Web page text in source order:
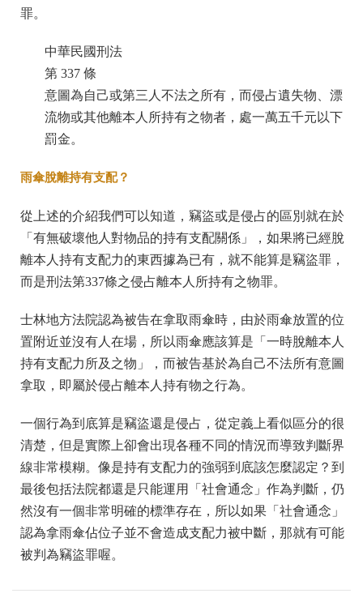
罪。
中華民國刑法
第 337 條
意圖為自己或第三人不法之所有，而侵占遺失物、漂
流物或其他離本人所持有之物者，處一萬五千元以下
罰金。
雨傘脫離持有支配？
從上述的介紹我們可以知道，竊盜或是侵占的區別就在於
「有無破壞他人對物品的持有支配關係」，如果將已經脫
離本人持有支配力的東西據為已有，就不能算是竊盜罪，
而是刑法第337條之侵占離本人所持有之物罪。
士林地方法院認為被告在拿取雨傘時，由於雨傘放置的位
置附近並沒有人在場，所以雨傘應該算是「一時脫離本人
持有支配力所及之物」，而被告基於為自己不法所有意圖
拿取，即屬於侵占離本人持有物之行為。
一個行為到底算是竊盜還是侵占，從定義上看似區分的很
清楚，但是實際上卻會出現各種不同的情況而導致判斷界
線非常模糊。像是持有支配力的強弱到底該怎麼認定？到
最後包括法院都還是只能運用「社會通念」作為判斷，仍
然沒有一個非常明確的標準存在，所以如果「社會通念」
認為拿雨傘佔位子並不會造成支配力被中斷，那就有可能
被判為竊盜罪喔。